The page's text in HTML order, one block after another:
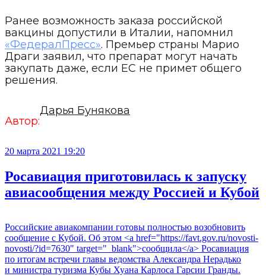
Ранее возможность заказа российской
вакцины допустили в Италии, напомнил
«ФедералПресс». Премьер страны Марио
Драги заявил, что препарат могут начать
закупать даже, если ЕС не примет общего
решения.
Автор:
Дарья Бунякова
20 марта 2021 19:20
Росавиация приготовилась к запуску
авиасообщения между Россией и Кубой
Российские авиакомпании готовы полностью возобновить
сообщение с Кубой. Об этом <a href="https://favt.gov.ru/novosti-
novosti/?id=7630" target="_blank">сообщила</a> Росавиация
по итогам встречи главы ведомства Александра Нерадько
и министра туризма Кубы Хуана Карлоса Гарсии Гранды.